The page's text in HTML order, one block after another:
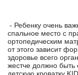
- Ребенку очень
спальное место с
ортопедическим
от этого зависит
здоровье всего
жестче должно быть